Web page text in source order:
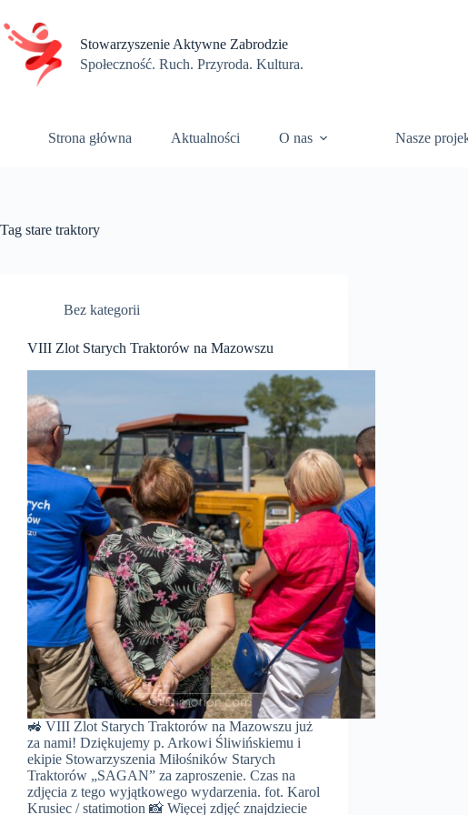
do
treści
Stowarzyszenie Aktywne Zabrodzie
Społeczność. Ruch. Przyroda. Kultura.
Strona główna Aktualności O nas Nasze
Tag stare traktory
Bez kategorii
VIII Zlot Starych Traktorów na Mazowszu
🚜 VIII Zlot Starych Traktorów na Mazowszu już
za nami! Dziękujemy p. Arkowi Śliwińskiemu i
ekipie Stowarzyszenia Miłośników Starych
Traktorów „SAGAN” za zaproszenie. Czas na
zdjęcia z tego wyjątkowego wydarzenia. fot. Karol
Krusiec / statimotion 📸 Więcej zdjęć znajdziecie